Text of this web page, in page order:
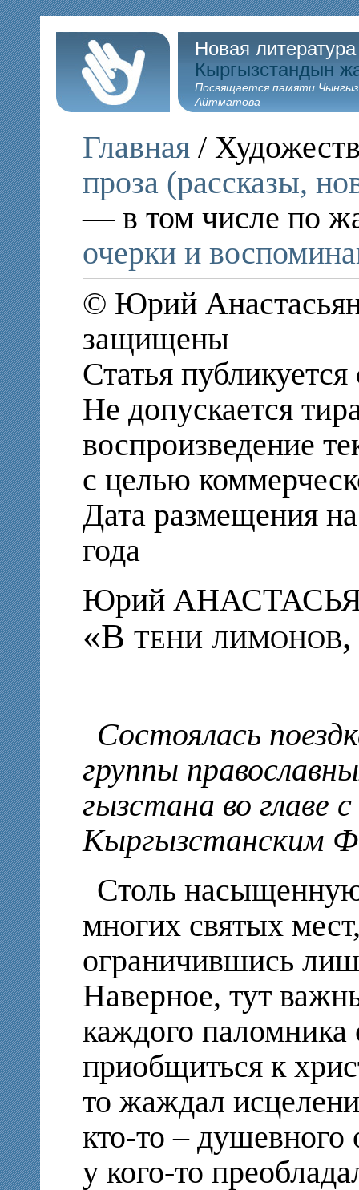
Новая
Кыргызстандын
Посвящается памяти
Айтматова
Главная /
проза (рассказы,
— в том числе по
очерки и
© Юрий
защищены
Статья
Не допускается
воспроизведение
с целью
Дата размещения
года
Юрий
«В тени
Состоялась
группы
гызстана во главе
Кыргызстанским
Столь
многих святых
ограничившись
Наверное, тут
каждого паломника
приобщиться к
то жаждал
кто-то –
у кого-то